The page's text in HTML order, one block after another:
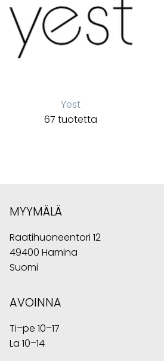
Yest
67 tuotetta
MYYMÄLÄ
Raatihuoneentori 12
49400 Hamina
Suomi
AVOINNA
Ti–pe 10–17
La 10–14